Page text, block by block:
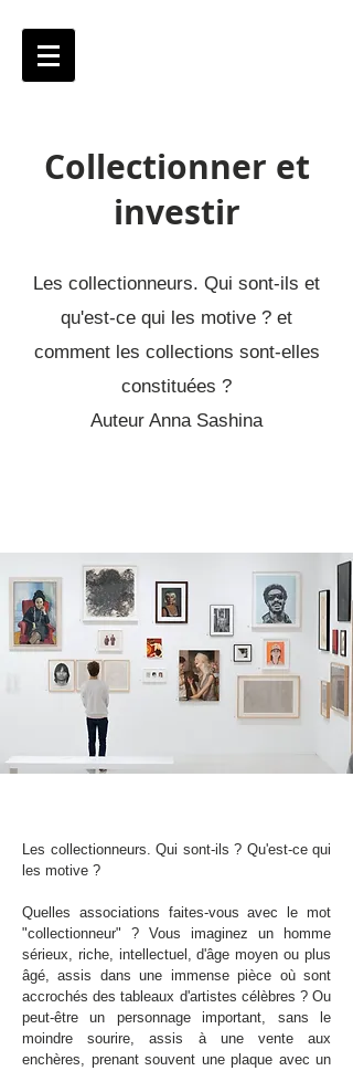
Collectionner et
investir
Les collectionneurs. Qui sont-ils et
qu'est-ce qui les motive ? et
comment les collections sont-elles
constituées ?
Auteur Anna Sashina
Les collectionneurs. Qui sont-ils ? Qu'est-ce qui
les motive ?
Quelles associations faites-vous avec le mot
"collectionneur" ? Vous imaginez un homme
sérieux, riche, intellectuel, d'âge moyen ou plus
âgé, assis dans une immense pièce où sont
accrochés des tableaux d'artistes célèbres ? Ou
peut-être un personnage important, sans le
moindre sourire, assis à une vente aux
enchères, prenant souvent une plaque avec un